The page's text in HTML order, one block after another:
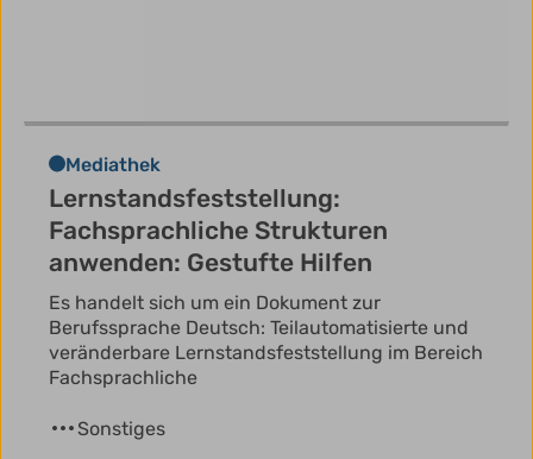
Mediathek
Lernstandsfeststellung:
Fachsprachliche Strukturen
anwenden: Gestufte Hilfen
Es handelt sich um ein Dokument zur
Berufssprache Deutsch: Teilautomatisierte und
veränderbare Lernstandsfeststellung im Bereich
Fachsprachliche
Sonstiges